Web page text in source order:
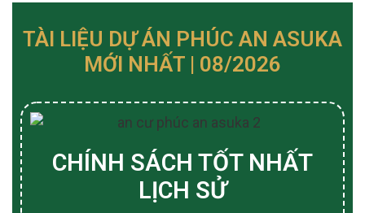
TÀI LIỆU DỰ ÁN PHÚC AN ASUKA
MỚI NHẤT | 08/2026
CHÍNH SÁCH TỐT NHẤT
LỊCH SỬ